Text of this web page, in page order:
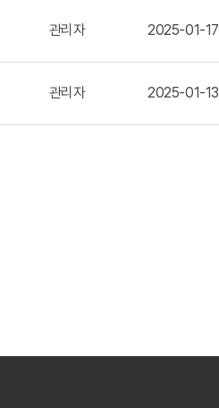
관리자 2025-01-17
관리자 2025-01-13